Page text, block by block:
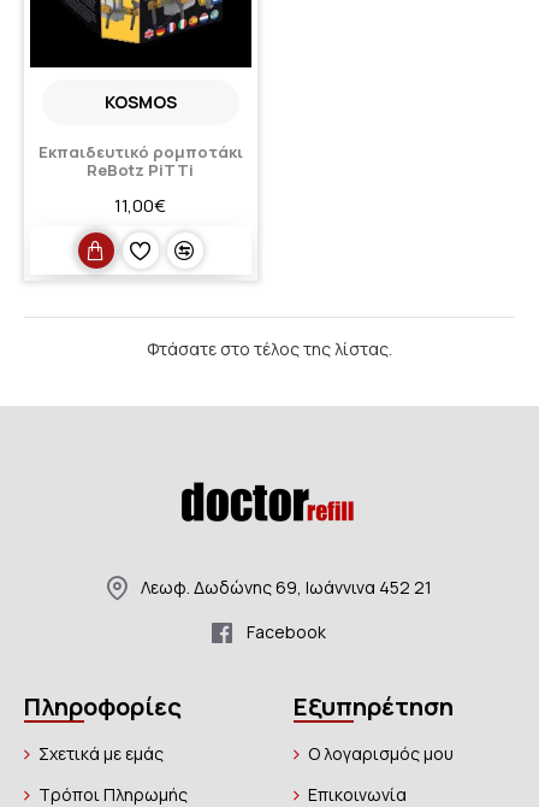
KOSMOS
Εκπαιδευτικό ρομποτάκι
ReBotz PiTTi
11,00€
Φτάσατε στο τέλος της λίστας.
Λεωφ. Δωδώνης 69, Ιωάννινα 452 21
Facebook
Πληροφορίες
Σχετικά με εμάς
Τρόποι Πληρωμής
Εξυπηρέτηση
Ο λογαρισμός μου
Επικοινωνία